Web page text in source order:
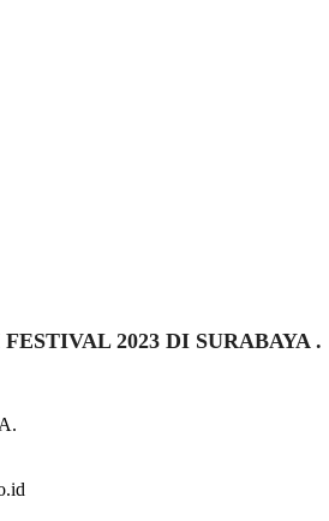
2023 DI SURABAYA .